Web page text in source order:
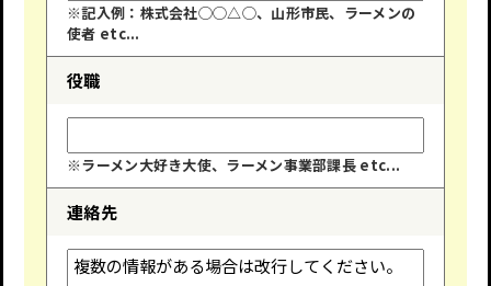
※記入例：株式会社◯◯△◯、山形市民、ラーメンの
使者 etc...
役職
※ラーメン大好き大使、ラーメン事業部課長 etc...
連絡先